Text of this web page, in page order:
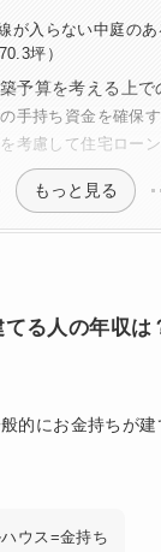
が入らない中庭の
坪）
予算を考える上で
手持ち資金を確保
考慮して住宅ロー
もっと見る
る人の年収は
的にお金持ちが
ウス=金持ち